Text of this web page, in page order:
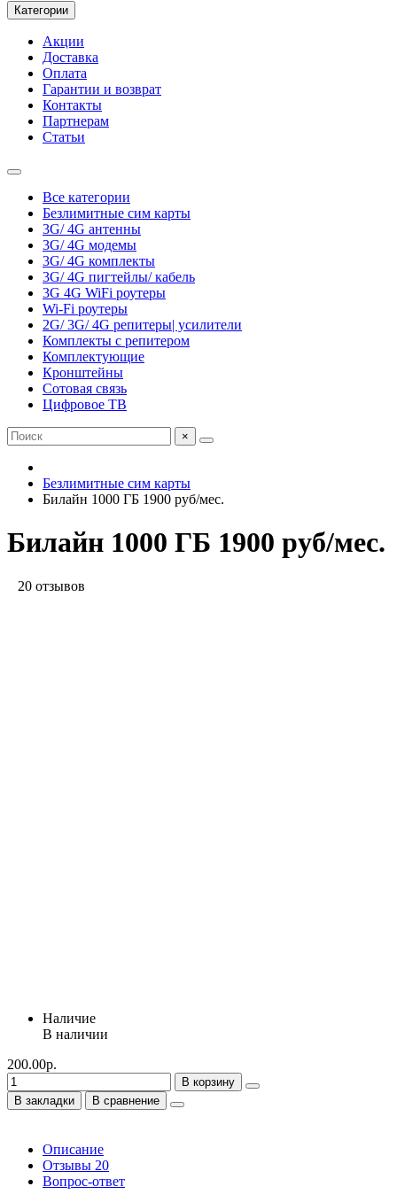
Категории
Акции
Доставка
Оплата
Гарантии и возврат
Контакты
Партнерам
Статьи
Все категории
Безлимитные сим карты
3G/ 4G антенны
3G/ 4G модемы
3G/ 4G комплекты
3G/ 4G пигтейлы/ кабель
3G 4G WiFi роутеры
Wi-Fi роутеры
2G/ 3G/ 4G репитеры| усилители
Комплекты с репитером
Комплектующие
Кронштейны
Сотовая связь
Цифровое ТВ
×
Безлимитные сим карты
Билайн 1000 ГБ 1900 руб/мес.
Билайн 1000 ГБ 1900 руб/мес.
20 отзывов
Наличие
В наличии
200.00р.
В корзину
В закладки
В сравнение
Описание
Отзывы 20
Вопрос-ответ